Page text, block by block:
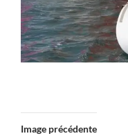
Image précédente